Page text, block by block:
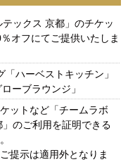
テックス 京都」のチケッ
オフにてご提供いたしま
ハーベストキッチン」
ーブラウンジ」
ットなど「チームラボ
のご利用を証明できる
提示は適用外となりま